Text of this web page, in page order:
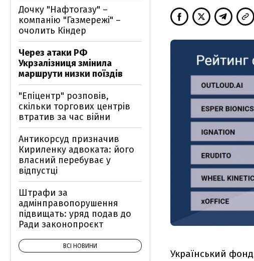
Український
Дочку "Нафтогазу" –
компанію "Газмережі" –
очолить Кіндер
Через атаки РФ
Укрзалізниця змінила
маршрути низки поїздів
"Епіцентр" розповів,
скільки торгових центрів
втратив за час війни
Антикорсуд призначив
Кириленку адвоката: його
власний перебуває у
відпустці
Штрафи за
адмінправопорушення
підвищать: уряд подав до
Ради законопроєкт
ВСІ НОВИНИ